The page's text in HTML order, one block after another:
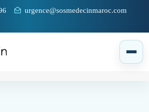
urgence@sosmedecinmaroc.com